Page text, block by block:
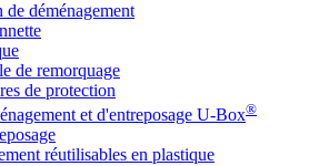
déménagement
de remorquage
de protection
et d'entreposage U-Box®
réutilisables en plastique